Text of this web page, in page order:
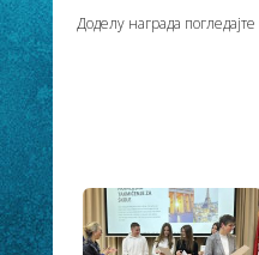
Доделу награда погледајте